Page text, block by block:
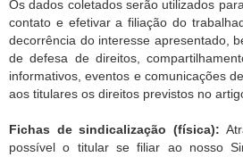
Os dados coletados serão utilizados
contato e efetivar a filiação do
decorrência do interesse apresentado,
de defesa de direitos,
informativos, eventos e comunicações
aos titulares os direitos previstos no
Fichas de sindicalização (física):
possível o titular se filiar ao nosso